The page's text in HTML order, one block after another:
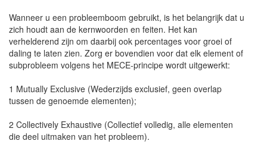
Wanneer u een probleemboom gebruikt, is het belangrijk dat u
zich houdt aan de kernwoorden en feiten. Het kan
verhelderend zijn om daarbij ook percentages voor groei of
daling te laten zien. Zorg er bovendien voor dat elk element of
subprobleem volgens het MECE-principe wordt uitgewerkt:
1 Mutually Exclusive (Wederzijds exclusief, geen overlap
tussen de genoemde elementen);
2 Collectively Exhaustive (Collectief volledig, alle elementen
die deel uitmaken van het probleem).